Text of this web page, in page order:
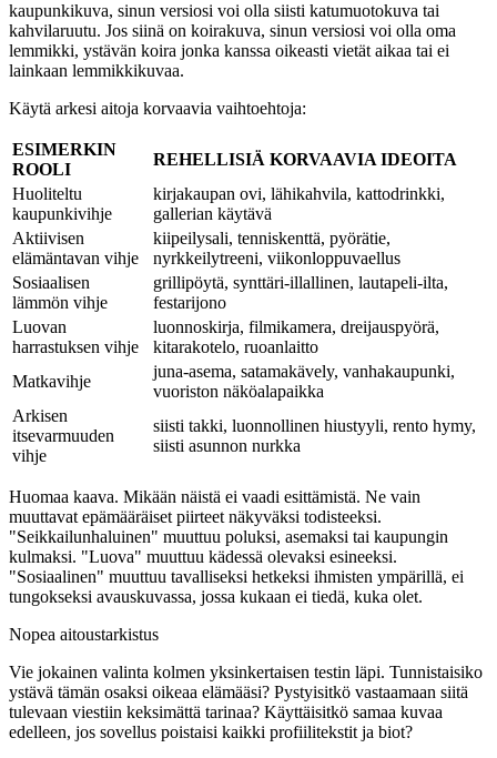
kaupunkikuva, sinun versiosi voi olla siisti katumuotokuva tai
kahvilaruutu. Jos siinä on koirakuva, sinun versiosi voi olla oma
lemmikki, ystävän koira jonka kanssa oikeasti vietät aikaa tai ei
lainkaan lemmikkikuvaa.
Käytä arkesi aitoja korvaavia vaihtoehtoja:
ESIMERKIN
ROOLI
REHELLISIÄ KORVAAVIA IDEOITA
Huoliteltu
kaupunkivihje
kirjakaupan ovi, lähikahvila, kattodrinkki,
gallerian käytävä
Aktiivisen
elämäntavan vihje
kiipeilysali, tenniskenttä, pyörätie,
nyrkkeilytreeni, viikonloppuvaellus
Sosiaalisen
lämmön vihje
grillipöytä, synttäri-illallinen, lautapeli-ilta,
festarijono
Luovan
harrastuksen vihje
luonnoskirja, filmikamera, dreijauspyörä,
kitarakotelo, ruoanlaitto
Matkavihje
juna-asema, satamakävely, vanhakaupunki,
vuoriston näköalapaikka
Arkisen
itsevarmuuden
vihje
siisti takki, luonnollinen hiustyyli, rento hymy,
siisti asunnon nurkka
Huomaa kaava. Mikään näistä ei vaadi esittämistä. Ne vain
muuttavat epämääräiset piirteet näkyväksi todisteeksi.
"Seikkailunhaluinen" muuttuu poluksi, asemaksi tai kaupungin
kulmaksi. "Luova" muuttuu kädessä olevaksi esineeksi.
"Sosiaalinen" muuttuu tavalliseksi hetkeksi ihmisten ympärillä, ei
tungokseksi avauskuvassa, jossa kukaan ei tiedä, kuka olet.
Nopea aitoustarkistus
Vie jokainen valinta kolmen yksinkertaisen testin läpi. Tunnistaisiko
ystävä tämän osaksi oikeaa elämääsi? Pystyisitkö vastaamaan siitä
tulevaan viestiin keksimättä tarinaa? Käyttäisitkö samaa kuvaa
edelleen, jos sovellus poistaisi kaikki profiilitekstit ja biot?